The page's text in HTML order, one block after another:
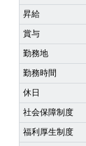
昇給
賞与
勤務地
勤務時間
休日
社会保障制度
福利厚生制度